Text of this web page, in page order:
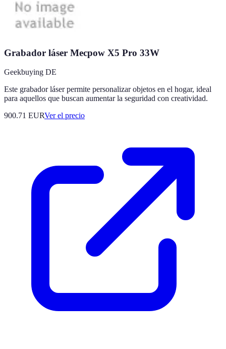
Grabador láser Mecpow X5 Pro 33W
Geekbuying DE
Este grabador láser permite personalizar objetos en el hogar, ideal
para aquellos que buscan aumentar la seguridad con creatividad.
900.71 EURVer el precio